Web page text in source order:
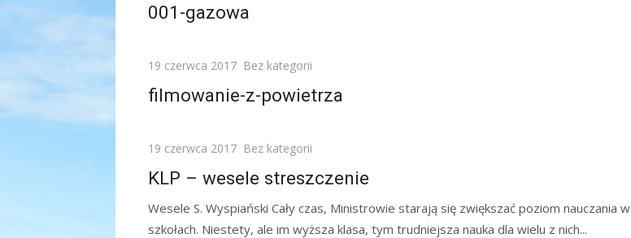
001-gazowa
Posted
19 czerwca 2017 Bez kategorii
filmowanie-z-powietrza
Posted
19 czerwca 2017 Bez kategorii
KLP – wesele streszczenie
Wesele S. Wyspiański Cały czas, Ministrowie starają się zwiększać poziom nauczania w
szkołach. Niestety, ale im wyższa klasa, tym trudniejsza nauka dla wielu z nich...